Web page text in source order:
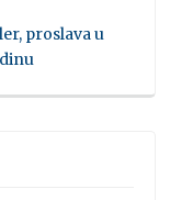
proslava u